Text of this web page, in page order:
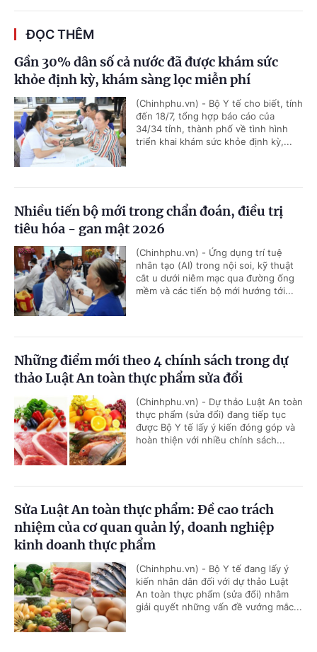
ĐỌC THÊM
Gần 30% dân số cả nước đã được khám sức
khỏe định kỳ, khám sàng lọc miễn phí
(Chinhphu.vn) - Bộ Y tế cho biết, tính
đến 18/7, tổng hợp báo cáo của
34/34 tỉnh, thành phố về tình hình
triển khai khám sức khỏe định kỳ,...
Nhiều tiến bộ mới trong chẩn đoán, điều trị
tiêu hóa - gan mật 2026
(Chinhphu.vn) - Ứng dụng trí tuệ
nhân tạo (AI) trong nội soi, kỹ thuật
cắt u dưới niêm mạc qua đường ống
mềm và các tiến bộ mới hướng tới...
Những điểm mới theo 4 chính sách trong dự
thảo Luật An toàn thực phẩm sửa đổi
(Chinhphu.vn) - Dự thảo Luật An toàn
thực phẩm (sửa đổi) đang tiếp tục
được Bộ Y tế lấy ý kiến đóng góp và
hoàn thiện với nhiều chính sách...
Sửa Luật An toàn thực phẩm: Đề cao trách
nhiệm của cơ quan quản lý, doanh nghiệp
kinh doanh thực phẩm
(Chinhphu.vn) - Bộ Y tế đang lấy ý
kiến nhân dân đối với dự thảo Luật
An toàn thực phẩm (sửa đổi) nhằm
giải quyết những vấn đề vướng mắc...